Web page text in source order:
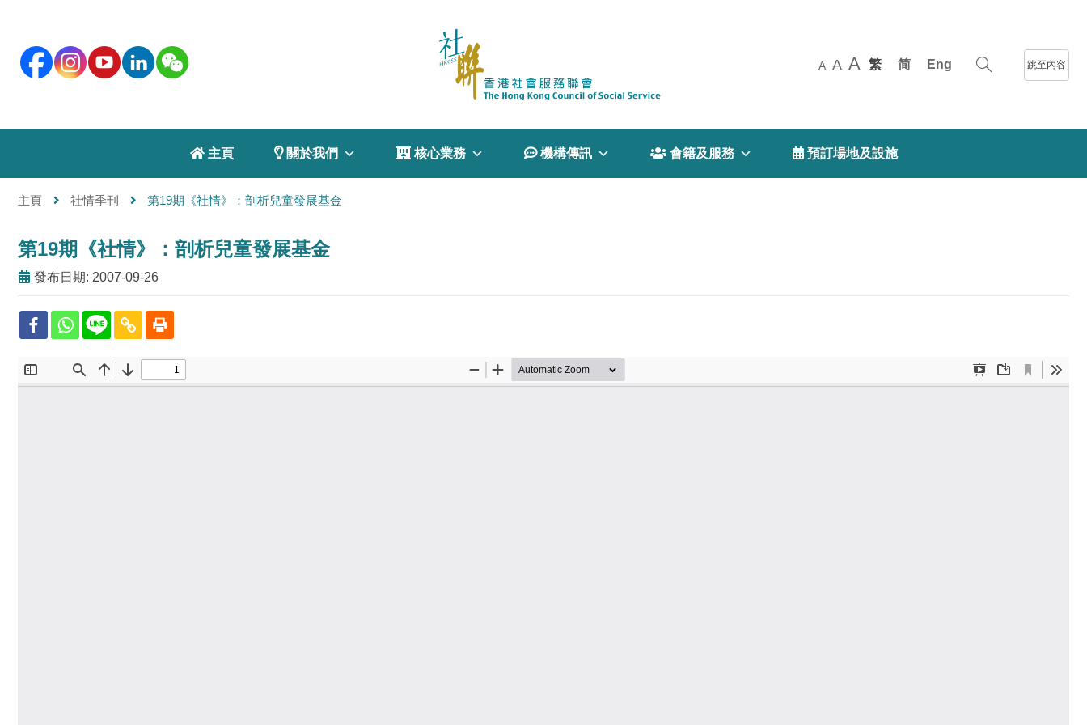
A A A 繁 简 Eng 跳至內容
 主頁  關於我們  核心業務  機構傳訊  會籍及服務  預訂場地及設施
主頁 社情季刊 第19期《社情》：剖析兒童發展基金
第19期《社情》：剖析兒童發展基金
發布日期: 2007-09-26